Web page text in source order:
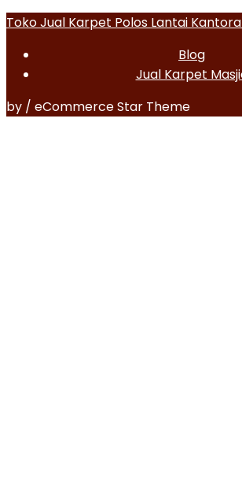
Toko Jual Karpet Polos Lantai
Blog
Jual Karpet
by / eCommerce Star Theme